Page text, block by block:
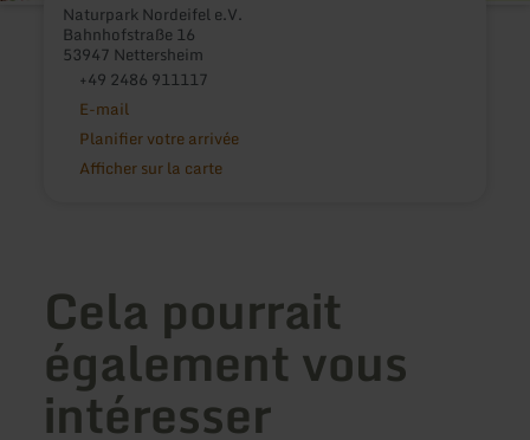
Naturpark Nordeifel e.V.
Bahnhofstraße 16
53947 Nettersheim
+49 2486 911117
E-mail
Planifier votre arrivée
Afficher sur la carte
Cela pourrait
également vous
intéresser